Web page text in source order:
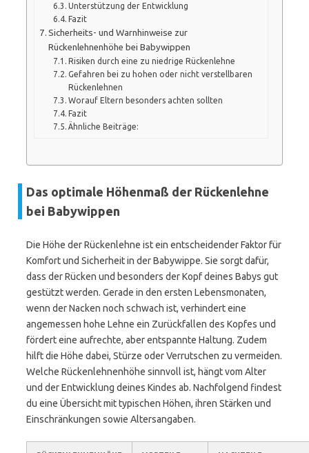
Unterstützung der Entwicklung
Fazit
Sicherheits- und Warnhinweise zur
Rückenlehnenhöhe bei Babywippen
Risiken durch eine zu niedrige Rückenlehne
Gefahren bei zu hohen oder nicht verstellbaren
Rückenlehnen
Worauf Eltern besonders achten sollten
Fazit
Ähnliche Beiträge:
Das optimale Höhenmaß der Rückenlehne
bei Babywippen
Die Höhe der Rückenlehne ist ein entscheidender Faktor für
Komfort und Sicherheit in der Babywippe. Sie sorgt dafür,
dass der Rücken und besonders der Kopf deines Babys gut
gestützt werden. Gerade in den ersten Lebensmonaten,
wenn der Nacken noch schwach ist, verhindert eine
angemessen hohe Lehne ein Zurückfallen des Kopfes und
fördert eine aufrechte, aber entspannte Haltung. Zudem
hilft die Höhe dabei, Stürze oder Verrutschen zu vermeiden.
Welche Rückenlehnenhöhe sinnvoll ist, hängt vom Alter
und der Entwicklung deines Kindes ab. Nachfolgend findest
du eine Übersicht mit typischen Höhen, ihren Stärken und
Einschränkungen sowie Altersangaben.